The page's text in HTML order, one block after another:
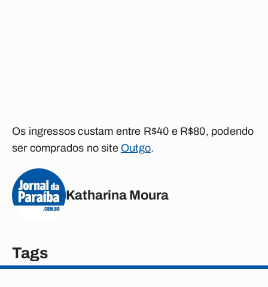
Os ingressos custam entre R$40 e R$80, podendo
ser comprados no site Outgo.
Katharina Moura
Tags